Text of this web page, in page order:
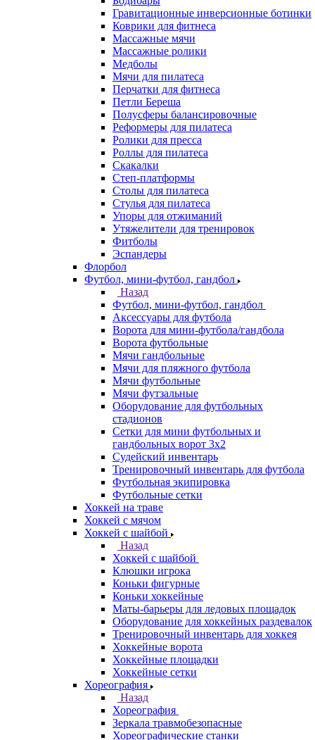
Гравитационные инверсионные ботинки
Коврики для фитнеса
Массажные мячи
Массажные ролики
Медболы
Мячи для пилатеса
Перчатки для фитнеса
Петли Береша
Полусферы балансировочные
Реформеры для пилатеса
Ролики для пресса
Роллы для пилатеса
Скакалки
Степ-платформы
Столы для пилатеса
Стулья для пилатеса
Упоры для отжиманий
Утяжелители для тренировок
Фитболы
Эспандеры
Флорбол
Футбол, мини-футбол, гандбол
Назад
Футбол, мини-футбол, гандбол
Аксессуары для футбола
Ворота для мини-футбола/гандбола
Ворота футбольные
Мячи гандбольные
Мячи для пляжного футбола
Мячи футбольные
Мячи футзальные
Оборудование для футбольных
стадионов
Сетки для мини футбольных и
гандбольных ворот 3х2
Судейский инвентарь
Тренировочный инвентарь для футбола
Футбольная экипировка
Футбольные сетки
Хоккей на траве
Хоккей с мячом
Хоккей с шайбой
Назад
Хоккей с шайбой
Клюшки игрока
Коньки фигурные
Коньки хоккейные
Маты-барьеры для ледовых площадок
Оборудование для хоккейных раздевалок
Тренировочный инвентарь для хоккея
Хоккейные ворота
Хоккейные площадки
Хоккейные сетки
Хореография
Назад
Хореография
Зеркала травмобезопасные
Хореографические станки